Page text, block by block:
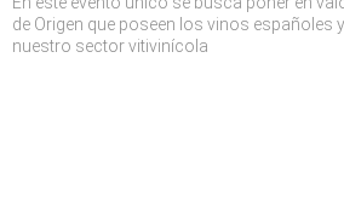
de Origen que poseen los vinos españoles
nuestro sector vitivinícola